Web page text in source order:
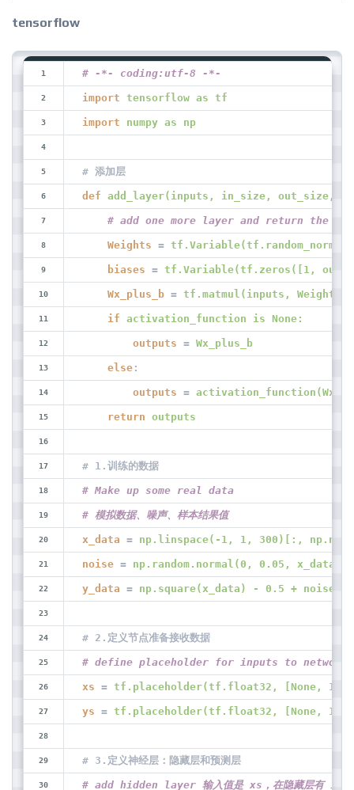
tensorflow
# -*- coding:utf-8 -*-
import tensorflow as tf
import numpy as np
# 添加层
def add_layer(inputs, in_size, out_size,
# add one more layer and return the
Weights =
biases = tf.Variable(tf.zeros([1,
Wx_plus_b = tf.matmul(inputs, Weights)
if activation_function is None:
outputs = Wx_plus_b
else:
outputs =
return outputs
# 1.训练的数据
# Make up some real data
# 模拟数据、噪声、样本结果值
x_data = np.linspace(-1, 1, 300)[:,
noise = np.random.normal(0, 0.05,
y_data = np.square(x_data) - 0.5 + noise
# 2.定义节点准备接收数据
# define placeholder for inputs to network
xs = tf.placeholder(tf.float32, [None, 1])
ys = tf.placeholder(tf.float32, [None, 1])
# 3.定义神经层：隐藏层和预测层
# add hidden layer 输入值是 xs，在隐藏层有 10